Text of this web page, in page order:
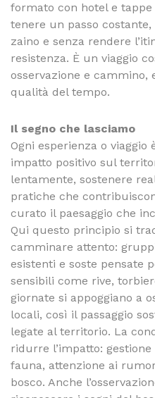
formato con hotel e
tenere un passo
zaino e senza rendere
resistenza. È un viaggio
osservazione e cammino,
qualità del tempo.
Il segno che lasciamo
Ogni esperienza o viaggio
impatto positivo sul
lentamente, sostenere
pratiche che
curato il paesaggio che
Qui questo principio si
camminare attento:
esistenti e soste pensate
sensibili come rive,
giornate si appoggiano a
locali, così il passaggio
legate al territorio. La
ridurre l’impatto:
fauna, attenzione ai
bosco. Anche